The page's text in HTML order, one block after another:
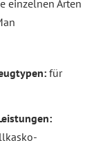
einzelnen Arten
für